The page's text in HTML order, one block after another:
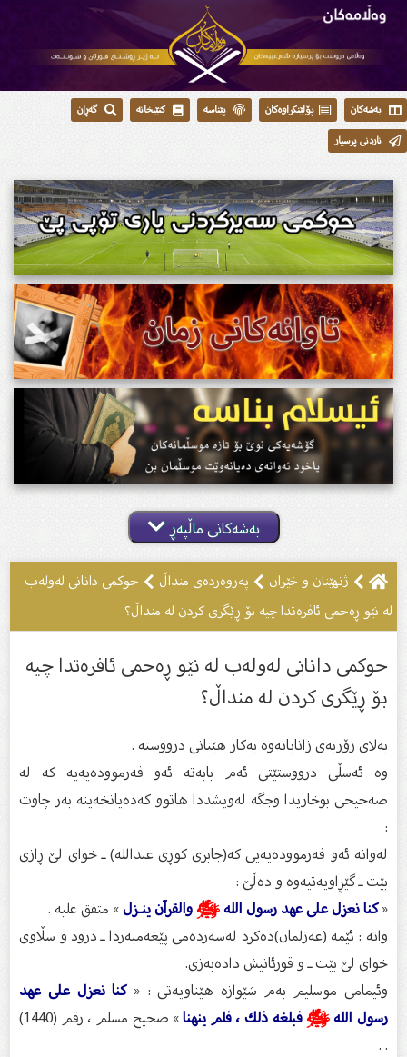
بەشەکان پۆلێنکراوەکان پێناسە کتێبخانە
گەڕان
ناردنی پرسیار
بەشەکانی ماڵپەڕ
ژنهێنان و خێزان پەروەردەى منداڵ
حوکمى دانانى لەولەب
لە نێو ڕەحمی ئافرەتدا چیە بۆ ڕێگرى کردن لە منداڵ؟
حوکمى دانانى لەولەب لە نێو ڕەحمی ئافرەتدا چیە
بۆ ڕێگرى کردن لە منداڵ؟
بەلای زۆربەی زانايانەوە بەکار هێنانی درووستە .
وە ئەسڵی درووستێتی ئەم بابەتە ئەو فەرموودەیەیە کە لە
صەحیحی بوخاریدا وجگە لەویشددا هاتوو کەدەیانخەینە بەر چاوت
لەوانە ئەو فەرموودەیەیی کە(جابری کوڕی عبداللە) ـ خوای لێ ڕازی
بێت ـ گێڕاویەتیەوە و دەڵێ :
كنا نعزل على عهد رسول اللهﷺوالقرآن ينـزل» متفق عليه .
واتە : ئێمە (عەزلمان)دەکرد لەسەردەمی پێغەمبەردا ـ درود و سڵاوی
خوای لێ بێت ـ و قورئانیش دادەبەزی.
وئیمامی موسلیم بەم شێوازە هێناویەتی : « كنا نعزل على عهد
رسول اللهﷺفبلغه ذلك ، فلم ينهنا
» صحيح مسلم ، رقم (1440)